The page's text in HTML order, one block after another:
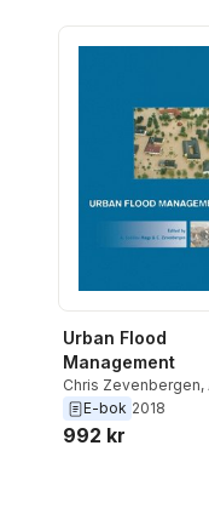
Urban Flood
Management
Chris Zevenbergen,
Szollosi-Nagy
E-bok 2018
992 kr